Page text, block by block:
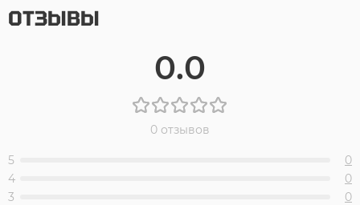
ОТЗЫВЫ
0.0
0 отзывов
5
0
4
0
3
0